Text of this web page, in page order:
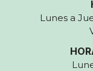
Lunes a